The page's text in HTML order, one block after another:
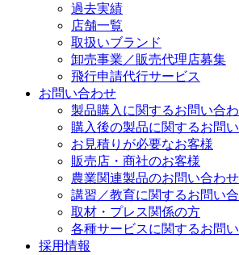
過去実績
店舗一覧
取扱いブランド
卸売事業／販売代理店募集
飛行申請代行サービス
お問い合わせ
製品購入に関するお問い合
購入後の製品に関するお問
お見積りが必要なお客様
販売店・商社のお客様
農業関連製品のお問い合わせ
講習／教育に関するお問い
取材・プレス関係の方
各種サービスに関するお問
採用情報
お